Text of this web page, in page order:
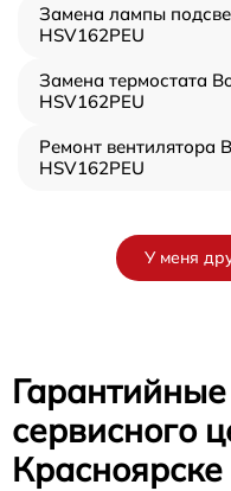
Замена лампы
HSV162PEU
Замена термостата
HSV162PEU
Ремонт вентилятора
HSV162PEU
У меня
сервисного
Красноярске